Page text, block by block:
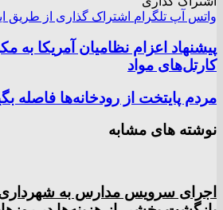
واتس آپ تلگرام اشتراک گذاری از طریق
پیشنهاد اعزام نظامیان آمریکا به
کارتل‌های مواد
مردم پایتخت از رودخانه‌ها فاصله
نوشته های مشابه
اجرای سرویس مدارس به شهرداری